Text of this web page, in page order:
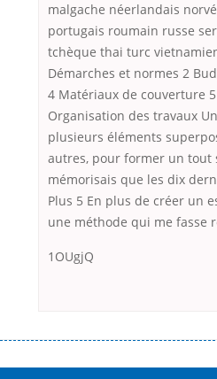
malgache néerlandais
portugais roumain russe
tchèque thai turc
Démarches et normes 2
4 Matériaux de couverture
Organisation des travaux
plusieurs éléments
autres, pour former un tout
mémorisais que les dix
Plus 5 En plus de créer un
une méthode qui me fasse
1OUgjQ
оформляти кредит в банку, значить